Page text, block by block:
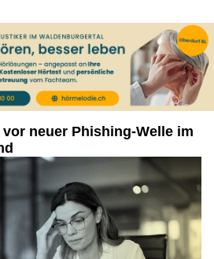
neuer Phishing-Welle im